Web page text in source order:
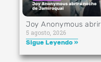
Joy Anonymous
5 agosto, 2026
Sigue Leyendo »